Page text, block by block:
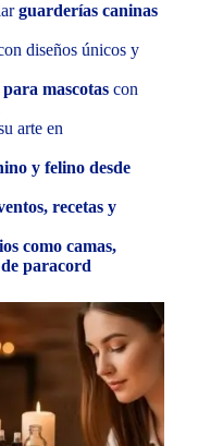
guarderías caninas
diseños únicos y
mascotas con
arte en
y felino desde
recetas y
como camas,
paracord